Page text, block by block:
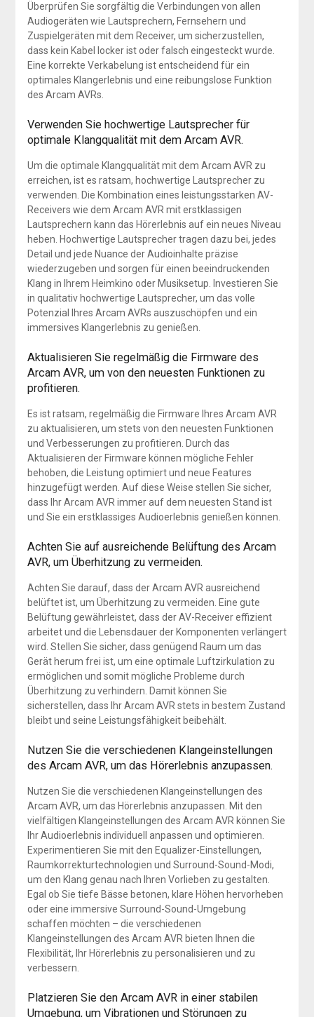
Überprüfen Sie sorgfältig die Verbindungen von allen
Audiogeräten wie Lautsprechern, Fernsehern und
Zuspielgeräten mit dem Receiver, um sicherzustellen,
dass kein Kabel locker ist oder falsch eingesteckt wurde.
Eine korrekte Verkabelung ist entscheidend für ein
optimales Klangerlebnis und eine reibungslose Funktion
des Arcam AVRs.
Verwenden Sie hochwertige Lautsprecher für
optimale Klangqualität mit dem Arcam AVR.
Um die optimale Klangqualität mit dem Arcam AVR zu
erreichen, ist es ratsam, hochwertige Lautsprecher zu
verwenden. Die Kombination eines leistungsstarken AV-
Receivers wie dem Arcam AVR mit erstklassigen
Lautsprechern kann das Hörerlebnis auf ein neues Niveau
heben. Hochwertige Lautsprecher tragen dazu bei, jedes
Detail und jede Nuance der Audioinhalte präzise
wiederzugeben und sorgen für einen beeindruckenden
Klang in Ihrem Heimkino oder Musiksetup. Investieren Sie
in qualitativ hochwertige Lautsprecher, um das volle
Potenzial Ihres Arcam AVRs auszuschöpfen und ein
immersives Klangerlebnis zu genießen.
Aktualisieren Sie regelmäßig die Firmware des
Arcam AVR, um von den neuesten Funktionen zu
profitieren.
Es ist ratsam, regelmäßig die Firmware Ihres Arcam AVR
zu aktualisieren, um stets von den neuesten Funktionen
und Verbesserungen zu profitieren. Durch das
Aktualisieren der Firmware können mögliche Fehler
behoben, die Leistung optimiert und neue Features
hinzugefügt werden. Auf diese Weise stellen Sie sicher,
dass Ihr Arcam AVR immer auf dem neuesten Stand ist
und Sie ein erstklassiges Audioerlebnis genießen können.
Achten Sie auf ausreichende Belüftung des Arcam
AVR, um Überhitzung zu vermeiden.
Achten Sie darauf, dass der Arcam AVR ausreichend
belüftet ist, um Überhitzung zu vermeiden. Eine gute
Belüftung gewährleistet, dass der AV-Receiver effizient
arbeitet und die Lebensdauer der Komponenten verlängert
wird. Stellen Sie sicher, dass genügend Raum um das
Gerät herum frei ist, um eine optimale Luftzirkulation zu
ermöglichen und somit mögliche Probleme durch
Überhitzung zu verhindern. Damit können Sie
sicherstellen, dass Ihr Arcam AVR stets in bestem Zustand
bleibt und seine Leistungsfähigkeit beibehält.
Nutzen Sie die verschiedenen Klangeinstellungen
des Arcam AVR, um das Hörerlebnis anzupassen.
Nutzen Sie die verschiedenen Klangeinstellungen des
Arcam AVR, um das Hörerlebnis anzupassen. Mit den
vielfältigen Klangeinstellungen des Arcam AVR können Sie
Ihr Audioerlebnis individuell anpassen und optimieren.
Experimentieren Sie mit den Equalizer-Einstellungen,
Raumkorrekturtechnologien und Surround-Sound-Modi,
um den Klang genau nach Ihren Vorlieben zu gestalten.
Egal ob Sie tiefe Bässe betonen, klare Höhen hervorheben
oder eine immersive Surround-Sound-Umgebung
schaffen möchten – die verschiedenen
Klangeinstellungen des Arcam AVR bieten Ihnen die
Flexibilität, Ihr Hörerlebnis zu personalisieren und zu
verbessern.
Platzieren Sie den Arcam AVR in einer stabilen
Umgebung, um Vibrationen und Störungen zu